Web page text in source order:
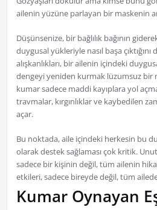
ailenin yüzüne parlayan bir maskenin
Düşünsenize, bir bağlılık bağının
duygusal yükleriyle nasıl başa
alışkanlıkları, bir ailenin içindeki
dengeyi yeniden kurmak lüzumsuz bir
kumar sadece maddi kayıplara yol
travmalar, kırgınlıklar ve kaybedilen
açar.
Bu noktada, aile içindeki herkesin bu
olarak destek sağlaması çok kritik.
sadece bir kişinin değil, tüm ailenin
etkileri, sadece bireyde değil, tüm
Kumar Oynayan